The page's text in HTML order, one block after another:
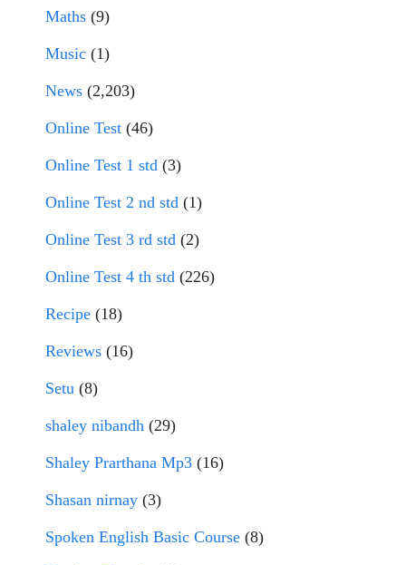
Maths (9)
Music (1)
News (2,203)
Online Test (46)
Online Test 1 std (3)
Online Test 2 nd std (1)
Online Test 3 rd std (2)
Online Test 4 th std (226)
Recipe (18)
Reviews (16)
Setu (8)
shaley nibandh (29)
Shaley Prarthana Mp3 (16)
Shasan nirnay (3)
Spoken English Basic Course (8)